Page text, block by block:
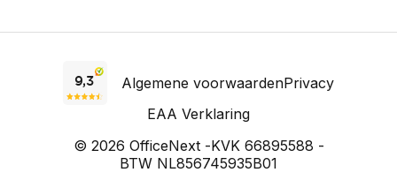
Algemene voorwaardenPrivacy
EAA Verklaring
© 2026 OfficeNext -KVK 66895588 -
BTW NL856745935B01